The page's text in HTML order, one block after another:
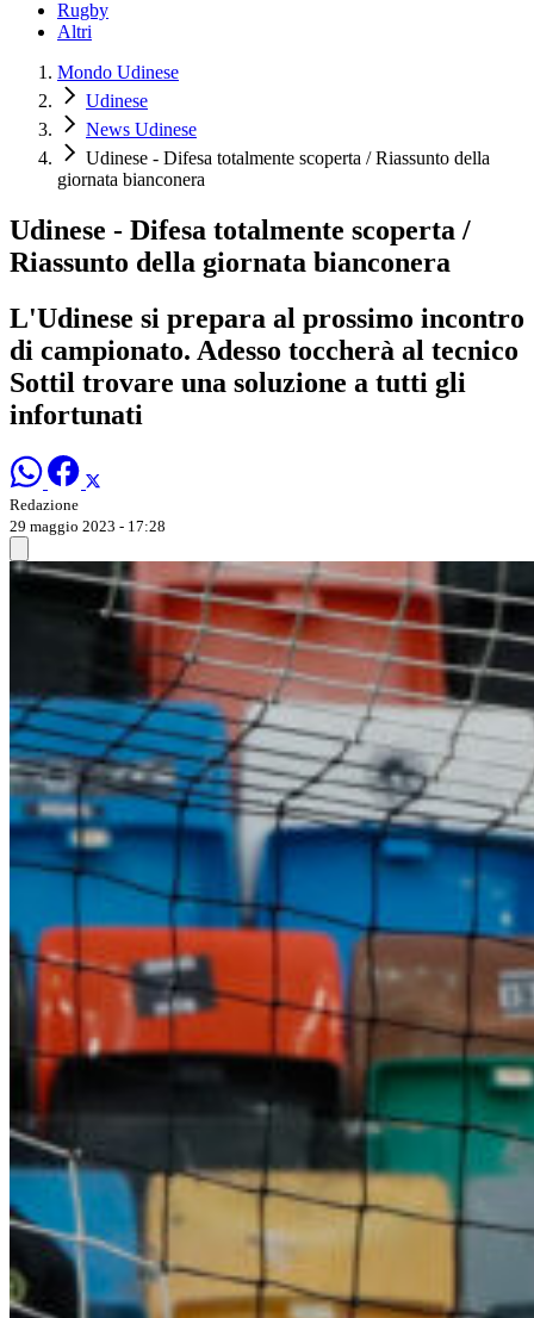
Rugby
Altri
Mondo Udinese
Udinese
News Udinese
Udinese - Difesa totalmente scoperta / Riassunto della
giornata bianconera
Udinese - Difesa totalmente scoperta /
Riassunto della giornata bianconera
L'Udinese si prepara al prossimo incontro
di campionato. Adesso toccherà al tecnico
Sottil trovare una soluzione a tutti gli
infortunati
Redazione
29 maggio 2023 - 17:28